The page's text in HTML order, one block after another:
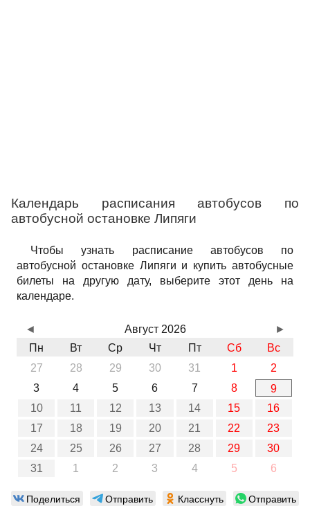
Календарь расписания автобусов по
автобусной остановке Липяги
Чтобы узнать расписание автобусов по
автобусной остановке Липяги и купить автобусные
билеты на другую дату, выберите этот день на
календаре.
Август 2026
Пн
Вт Ср Чт Пт Сб
Вс
27
28 29 30 31 1
2
3
4 5 6 7 8
9
10
11 12 13 14 15
16
17
18 19 20 21 22
23
24
25 26 27 28 29
30
31
1 2 3 4 5 6
◄ ►
Поделиться Отправить Класснуть
Отправить